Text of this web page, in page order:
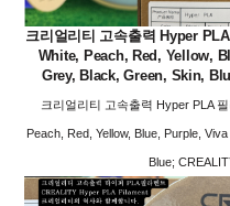
크리얼리티 고속출력 Hyper
White, Peach, Red, Yellow,
Grey, Black, Green, Skin,
크리얼리티 고속출력 Hyper PLA
Peach, Red, Yellow, Blue, Purple,
Blue;